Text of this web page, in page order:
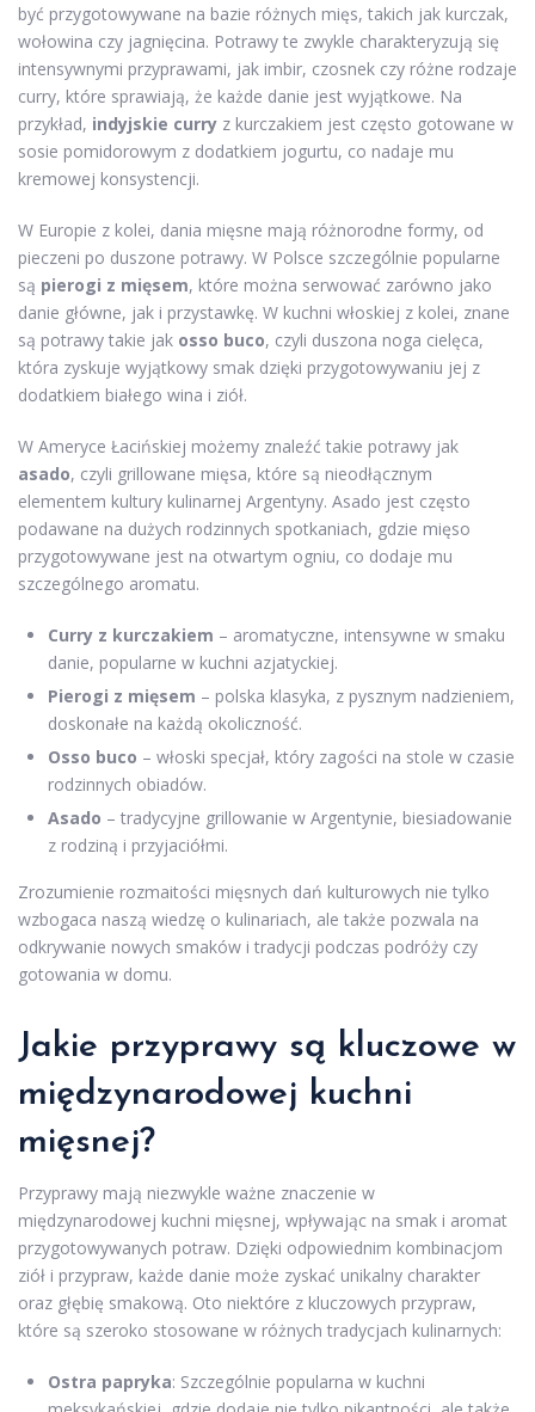
być przygotowywane na bazie różnych mięs, takich jak kurczak,
wołowina czy jagnięcina. Potrawy te zwykle charakteryzują się
intensywnymi przyprawami, jak imbir, czosnek czy różne rodzaje
curry, które sprawiają, że każde danie jest wyjątkowe. Na
przykład, indyjskie curry z kurczakiem jest często gotowane w
sosie pomidorowym z dodatkiem jogurtu, co nadaje mu
kremowej konsystencji.
W Europie z kolei, dania mięsne mają różnorodne formy, od
pieczeni po duszone potrawy. W Polsce szczególnie popularne
są pierogi z mięsem, które można serwować zarówno jako
danie główne, jak i przystawkę. W kuchni włoskiej z kolei, znane
są potrawy takie jak osso buco, czyli duszona noga cielęca,
która zyskuje wyjątkowy smak dzięki przygotowywaniu jej z
dodatkiem białego wina i ziół.
W Ameryce Łacińskiej możemy znaleźć takie potrawy jak
asado, czyli grillowane mięsa, które są nieodłącznym
elementem kultury kulinarnej Argentyny. Asado jest często
podawane na dużych rodzinnych spotkaniach, gdzie mięso
przygotowywane jest na otwartym ogniu, co dodaje mu
szczególnego aromatu.
Curry z kurczakiem – aromatyczne, intensywne w smaku
danie, popularne w kuchni azjatyckiej.
Pierogi z mięsem – polska klasyka, z pysznym nadzieniem,
doskonałe na każdą okoliczność.
Osso buco – włoski specjał, który zagości na stole w czasie
rodzinnych obiadów.
Asado – tradycyjne grillowanie w Argentynie, biesiadowanie
z rodziną i przyjaciółmi.
Zrozumienie rozmaitości mięsnych dań kulturowych nie tylko
wzbogaca naszą wiedzę o kulinariach, ale także pozwala na
odkrywanie nowych smaków i tradycji podczas podróży czy
gotowania w domu.
Jakie przyprawy są kluczowe w
międzynarodowej kuchni
mięsnej?
Przyprawy mają niezwykle ważne znaczenie w
międzynarodowej kuchni mięsnej, wpływając na smak i aromat
przygotowywanych potraw. Dzięki odpowiednim kombinacjom
ziół i przypraw, każde danie może zyskać unikalny charakter
oraz głębię smakową. Oto niektóre z kluczowych przypraw,
które są szeroko stosowane w różnych tradycjach kulinarnych:
Ostra papryka: Szczególnie popularna w kuchni